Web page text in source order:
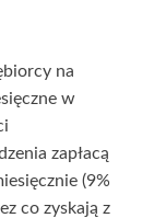
na
w
zapłacą
(9%
co zyskają z